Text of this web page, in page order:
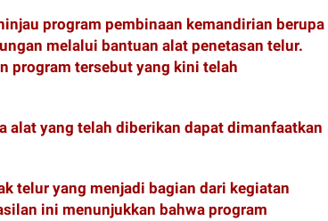
program pembinaan kemandirian berupa
melalui bantuan alat penetasan telur.
program tersebut yang kini telah
alat yang telah diberikan dapat dimanfaatkan
telur yang menjadi bagian dari kegiatan
ini menunjukkan bahwa program